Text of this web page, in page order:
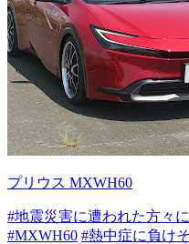
プリウス MXWH60
#地震災害に遭われた方々
#MXWH60 #熱中症に負け